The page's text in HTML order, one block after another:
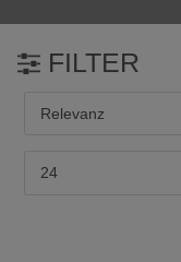
FILTER